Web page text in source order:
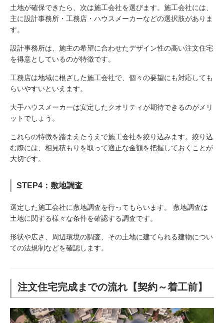
土地が確保できたら、次は施工会社を選びます。施工会社には、
主に設計事務所・工務店・ハウスメーカーなどの選択肢がありま
す。
設計事務所は、施主の希望に合わせたデザイン性の高い注文住宅
を得意としているのが特徴です。
工務店は地域に根ざした施工会社で、個々の要望にも対応しても
らいやすいといえます。
大手ハウスメーカーは安定したクオリティが期待できるのがメリ
ットでしょう。
これらの特徴を踏まえたうえで施工会社を絞り込みます。絞り込
む際には、相見積もりを取って適正な金額を把握しておくことが
大切です。
STEP4：敷地調査
選定した施工会社に敷地調査を行ってもらいます。 敷地調査は
土地に関する様々な条件を確認する調査です。
形状や広さ、周辺環境の調査、その土地に建てられる建物につい
ての法規制などを確認します。
注文住宅完成までの流れ【契約～着工前】